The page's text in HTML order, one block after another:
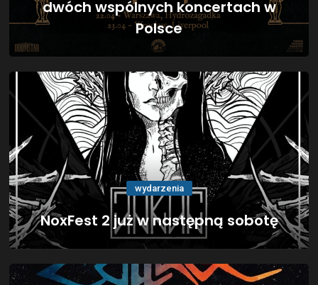
dwóch wspólnych koncertach w
Polsce
wydarzenia
NoxFest 2 już w następną sobotę